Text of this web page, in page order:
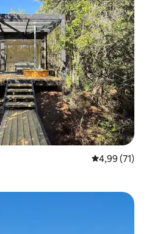
4,99 de uma
4,99 (71)